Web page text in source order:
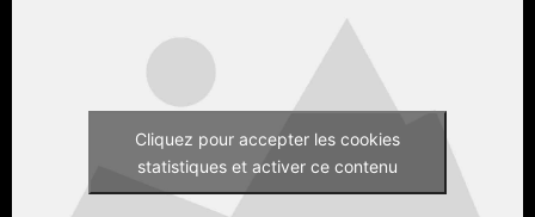
Cliquez pour accepter les cookies
statistiques et activer ce contenu